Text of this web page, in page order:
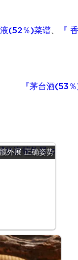
液(52％)菜谱、 『
『茅台酒(53
外展 正确姿势